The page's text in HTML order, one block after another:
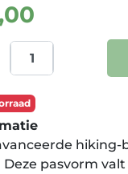
Deze pasvorm